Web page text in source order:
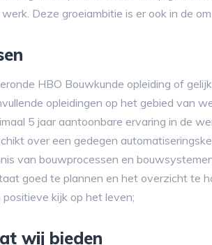
werk. Deze groeiambitie is er ook in de
HBO Bouwkunde opleiding of
opleidingen op het gebied van
5 jaar aantoonbare ervaring in de
over een gedegen
van bouwprocessen en
goed te plannen en het overzicht te
positieve kijk op het leven;
wij bieden